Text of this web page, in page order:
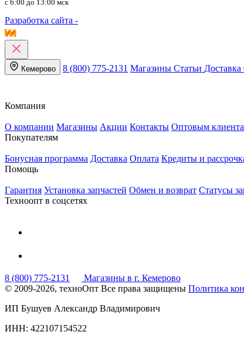
c 6:00 до 13:00 мск
Разработка сайта -
Кемерово 8 (800) 775-2131 Магазины Статьи Доставка
Компания
О компании Магазины Акции Контакты Оптовым
Покупателям
Бонусная программа Доставка Оплата Кредиты и
Помощь
Гарантия Установка запчастей Обмен и возврат Статусы
Техноопт в соцсетях
8 (800) 775-2131
Магазины в г. Кемерово
© 2009-2026, техноОпт Все права защищены Политика
ИП Бушуев Александр Владимирович
ИНН: 422107154522